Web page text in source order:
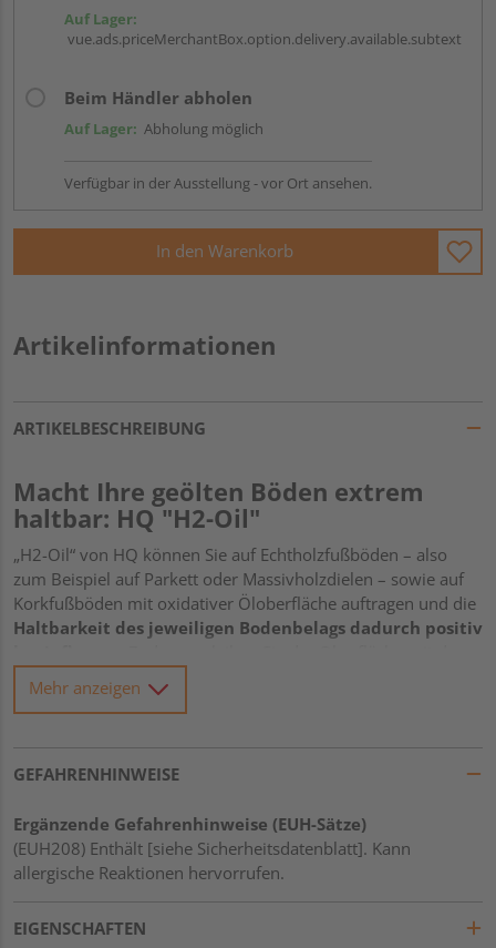
Auf Lager:
vue.ads.priceMerchantBox.option.delivery.available.subtext
Beim Händler abholen
Auf Lager: Abholung möglich
Verfügbar in der Ausstellung - vor Ort ansehen.
In den Warenkorb
Artikelinformationen
ARTIKELBESCHREIBUNG
Macht Ihre geölten Böden extrem
haltbar: HQ "H2-Oil"
„H2-Oil“ von HQ können Sie auf Echtholzfußböden – also
zum Beispiel auf Parkett oder Massivholzdielen – sowie auf
Korkfußböden mit oxidativer Öloberfläche auftragen und die
Haltbarkeit des jeweiligen Bodenbelags dadurch positiv
HQ-Öl eine seidenmatte Optik, die mit Sicherheit die Blicke
Ihrer Besucher auf sich ziehen wird.
umweltfreundlich.
Wann tragen Sie das HQ-Öl auf?
Das „H2-Oil“ von HQ wenden Sieentweder direkt nach
der Verlegungzur Einpflege von naturgeölten Böden
hängt hier sowohl von der Beanspruchung als auch
Mehr anzeigen
GEFAHRENHINWEISE
Ergänzende Gefahrenhinweise (EUH-Sätze)
(EUH208) Enthält [siehe Sicherheitsdatenblatt]. Kann
allergische Reaktionen hervorrufen.
EIGENSCHAFTEN